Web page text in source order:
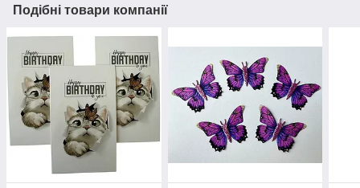
Подібні товари компанії